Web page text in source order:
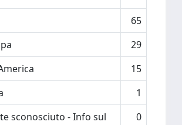
65
29
15
1
sconosciuto - Info sul
0